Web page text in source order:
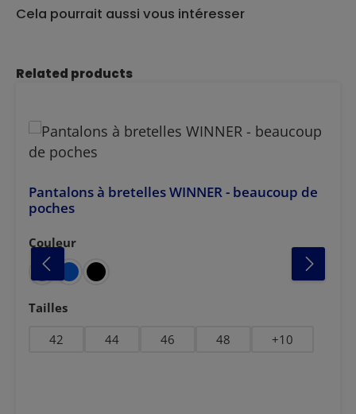
Cela pourrait aussi vous intéresser
Ignorer la galerie de produits
Related products
Pantalons à bretelles WINNER - beaucoup de
poches
Sélectionnez
Couleur
Sélectionnez
Tailles
42 44 46 48 +10